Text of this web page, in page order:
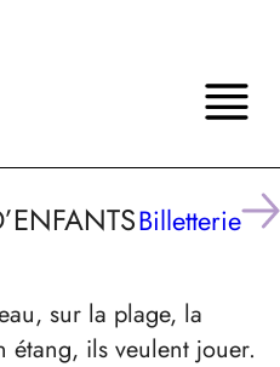
Billetterie
sur la plage, la
étang, ils veulent jouer.